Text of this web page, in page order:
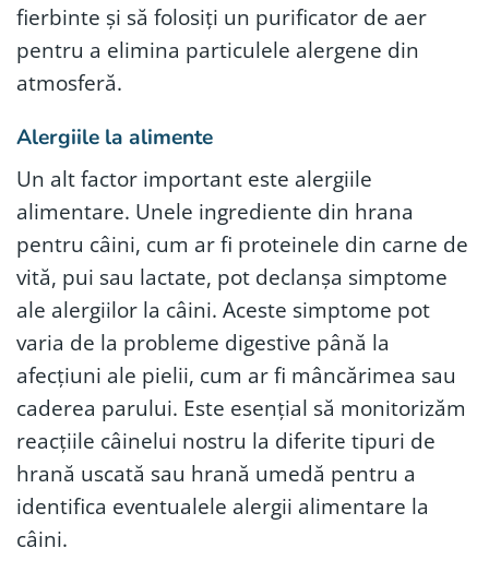
fierbinte și să folosiți un purificator de aer
pentru a elimina particulele alergene din
atmosferă.
Alergiile la alimente
Un alt factor important este alergiile
alimentare. Unele ingrediente din hrana
pentru câini, cum ar fi proteinele din carne de
vită, pui sau lactate, pot declanșa simptome
ale alergiilor la câini. Aceste simptome pot
varia de la probleme digestive până la
afecțiuni ale pielii, cum ar fi mâncărimea sau
caderea parului. Este esențial să monitorizăm
reacțiile câinelui nostru la diferite tipuri de
hrană uscată sau hrană umedă pentru a
identifica eventualele alergii alimentare la
câini.